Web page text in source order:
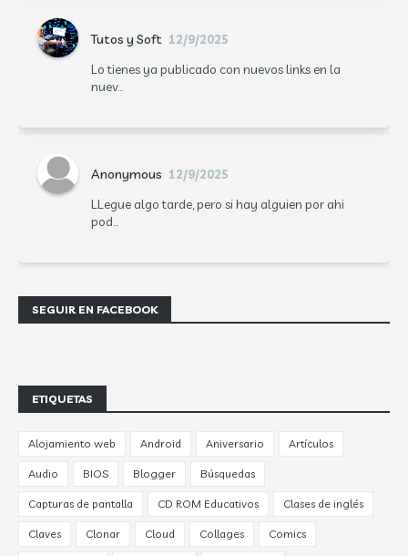
Tutos y Soft 12/9/2025
Lo tienes ya publicado con nuevos links en la
nuev...
Anonymous 12/9/2025
LLegue algo tarde, pero si hay alguien por ahi
pod...
SEGUIR EN FACEBOOK
ETIQUETAS
Alojamiento web Android Aniversario Artículos
Audio BIOS Blogger Búsquedas
Capturas de pantalla CD ROM Educativos Clases de inglés
Claves Clonar Cloud Collages Comics